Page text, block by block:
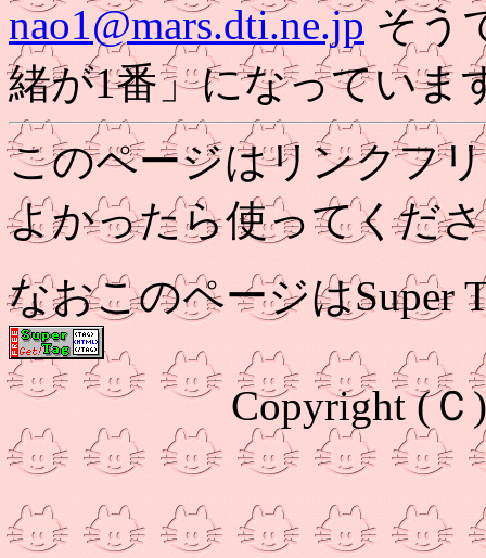
nao1@mars.dti.ne.jp そう
緒が1番」になっていま
このページはリンクフ
よかったら使ってくだ
なおこのページはSuper
Copyright (